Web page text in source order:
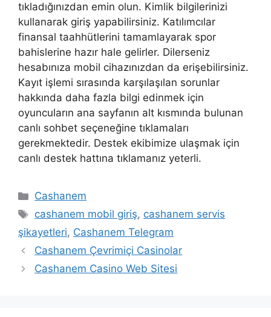
tıkladığınızdan emin olun. Kimlik bilgilerinizi
kullanarak giriş yapabilirsiniz. Katılımcılar
finansal taahhütlerini tamamlayarak spor
bahislerine hazır hale gelirler. Dilerseniz
hesabınıza mobil cihazınızdan da erişebilirsiniz.
Kayıt işlemi sırasında karşılaşılan sorunlar
hakkında daha fazla bilgi edinmek için
oyuncuların ana sayfanın alt kısmında bulunan
canlı sohbet seçeneğine tıklamaları
gerekmektedir. Destek ekibimize ulaşmak için
canlı destek hattına tıklamanız yeterli.
Kategoriler
Cashanem
Etiketler
cashanem mobil giriş, cashanem servis
şikayetleri, Cashanem Telegram
Cashanem Çevrimiçi Casinolar
Cashanem Casino Web Sitesi